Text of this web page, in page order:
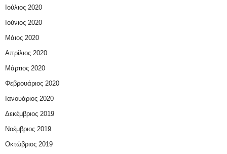
Ιούλιος 2020
Ιούνιος 2020
Μάιος 2020
Απρίλιος 2020
Μάρτιος 2020
Φεβρουάριος 2020
Ιανουάριος 2020
Δεκέμβριος 2019
Νοέμβριος 2019
Οκτώβριος 2019